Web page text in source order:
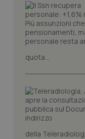
quota...
della